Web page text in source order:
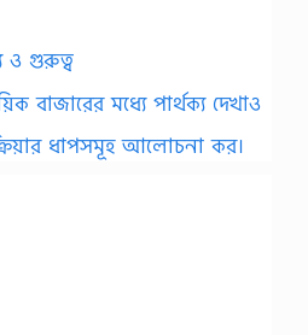
ও গুরুত্ব
বাজারের মধ্যে পার্থক্য দেখাও
ধাপসমূহ আলোচনা কর।